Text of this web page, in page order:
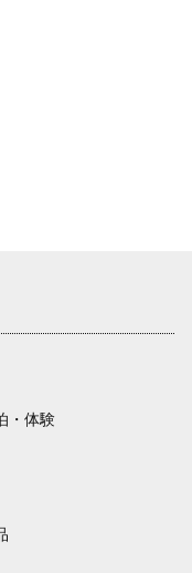
・体験